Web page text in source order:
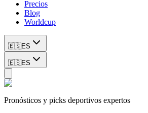
Precios
Blog
Worldcup
🇪🇸ES
🇪🇸ES
Pronósticos y picks deportivos expertos